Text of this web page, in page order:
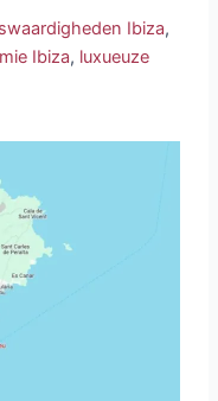
Ibiza,
Ibiza, luxueuze